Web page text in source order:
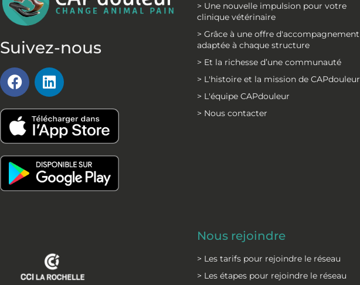
Suivez-nous
F
a
e
b
o
o
k
L
i
k
e
d
i
n
> Une nouvelle impulsion pour votre
clinique vétérinaire
> Grâce à une offre d'accompagnement
adaptée à chaque structure
> Et la richesse d’une communauté
> L'histoire et la mission de CAPdouleur
> L'équipe CAPdouleur
> Nous contacter
Nous rejoindre
> Les tarifs pour rejoindre le réseau
> Les étapes pour rejoindre le réseau